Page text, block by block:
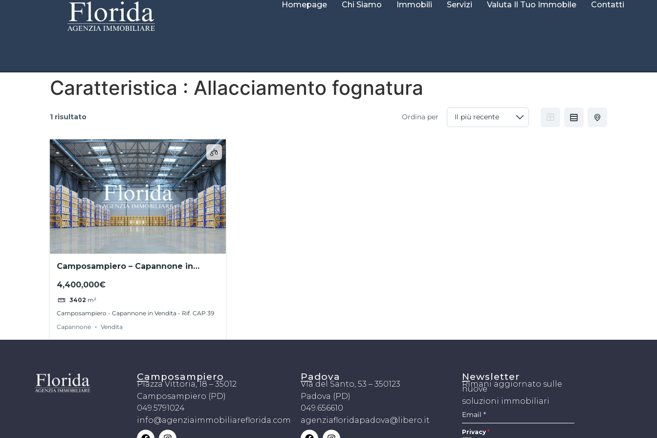
Homepage Chi Siamo Immobili Servizi Valuta Il Tuo Immobile Contatti
Caratteristica : Allacciamento fognatura
1 risultato Ordina per
Camposampiero – Capannone in
4,400,000€
3402 m²
Camposampiero - Capannone in Vendita - Rif. CAP 39
Capannone
Vendita
Camposampiero
Piazza Vittoria, 18 – 35012
Camposampiero (PD)
049.5791024
info@agenziaimmobiliareflorida.com
Padova
Via del Santo, 53 – 350123
Padova (PD)
049.656610
agenziafloridapadova@libero.it
Newsletter
Rimani aggiornato sulle
nuove
soluzioni immobiliari
Email*
Privacy*